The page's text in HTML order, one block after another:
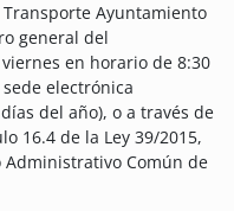
Ayuntamiento
general del
en horario de 8:30
electrónica
del año), o a través de
16.4 de la Ley 39/2015,
Común de